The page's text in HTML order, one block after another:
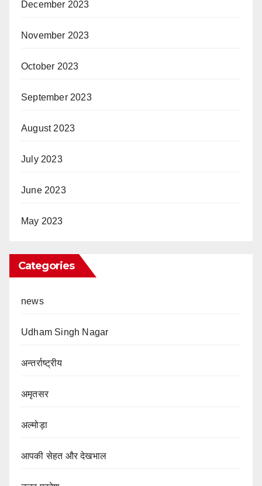
December 2023
November 2023
October 2023
September 2023
August 2023
July 2023
June 2023
May 2023
Categories
news
Udham Singh Nagar
अन्तर्राष्ट्रीय
अमृतसर
अल्मोड़ा
आपकी सेहत और देखभाल